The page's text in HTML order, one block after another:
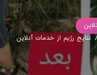
/ نتایج رژیم از خدمات آنلاین